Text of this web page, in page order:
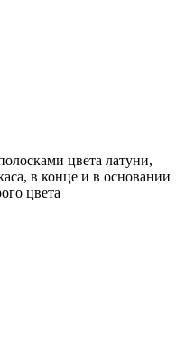
цвета латуни,
в конце и в основании
цвета